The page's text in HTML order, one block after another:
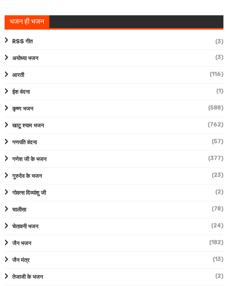
भजन ही भजन
RSS गीत (3)
अयोध्या भजन (3)
आरती (116)
ईश वंदना (1)
कृष्ण भजन (588)
खाटू श्याम भजन (762)
गणपति वंदना (57)
गणेश जी के भजन (377)
गुरुदेव के भजन (23)
गोवत्स दिव्यांशु जी (2)
चालीसा (78)
चेतावनी भजन (24)
जैन भजन (182)
जैन मंत्र (13)
तेजाजी के भजन (2)